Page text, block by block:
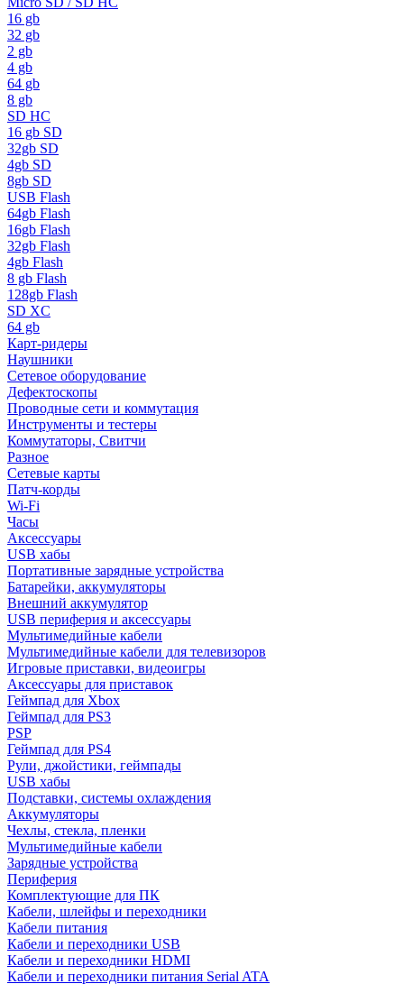
16 gb
32 gb
2 gb
4 gb
64 gb
8 gb
SD HC
16 gb SD
32gb SD
4gb SD
8gb SD
USB Flash
64gb Flash
16gb Flash
32gb Flash
4gb Flash
8 gb Flash
128gb Flash
SD XC
64 gb
Карт-ридеры
Наушники
Сетевое оборудование
Дефектоскопы
Проводные сети и коммутация
Инструменты и тестеры
Коммутаторы, Свитчи
Разное
Сетевые карты
Патч-корды
Wi-Fi
Часы
Аксессуары
USB хабы
Портативные зарядные устройства
Батарейки, аккумуляторы
Внешний аккумулятор
USB периферия и аксессуары
Мультимедийные кабели
Мультимедийные кабели для телевизоров
Игровые приставки, видеоигры
Аксессуары для приставок
Геймпад для Xbox
Геймпад для PS3
PSP
Геймпад для PS4
Рули, джойстики, геймпады
USB хабы
Подставки, системы охлаждения
Аккумуляторы
Чехлы, стекла, пленки
Мультимедийные кабели
Зарядные устройства
Периферия
Комплектующие для ПК
Кабели, шлейфы и переходники
Кабели питания
Кабели и переходники USB
Кабели и переходники HDMI
Кабели и переходники питания Serial ATA